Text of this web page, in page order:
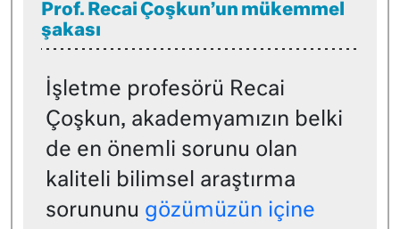
Prof. Recai Çoşkun’un mükemmel
şakası
İşletme profesörü Recai
Çoşkun, akademyamızın belki
de en önemli sorunu olan
kaliteli bilimsel araştırma
sorununu gözümüzün içine